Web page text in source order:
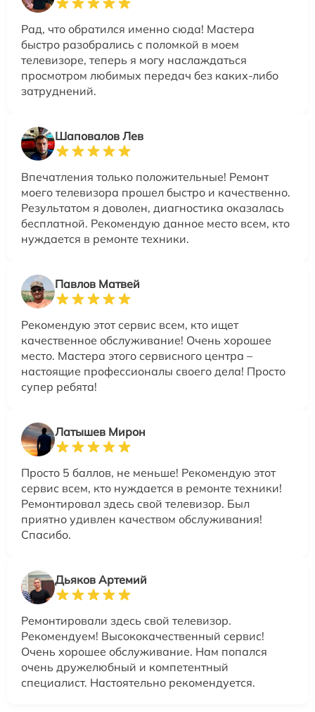
Рад, что обратился именно сюда! Мастера
быстро разобрались с поломкой в моем
телевизоре, теперь я могу наслаждаться
просмотром любимых передач без каких-либо
затруднений.
Шаповалов Лев
Впечатления только положительные! Ремонт
моего телевизора прошел быстро и качественно.
Результатом я доволен, диагностика оказалась
бесплатной. Рекомендую данное место всем, кто
нуждается в ремонте техники.
Павлов Матвей
Рекомендую этот сервис всем, кто ищет
качественное обслуживание! Очень хорошее
место. Мастера этого сервисного центра –
настоящие профессионалы своего дела! Просто
супер ребята!
Латышев Мирон
Просто 5 баллов, не меньше! Рекомендую этот
сервис всем, кто нуждается в ремонте техники!
Ремонтировал здесь свой телевизор. Был
приятно удивлен качеством обслуживания!
Спасибо.
Дьяков Артемий
Ремонтировали здесь свой телевизор.
Рекомендуем! Высококачественный сервис!
Очень хорошее обслуживание. Нам попался
очень дружелюбный и компетентный
специалист. Настоятельно рекомендуется.